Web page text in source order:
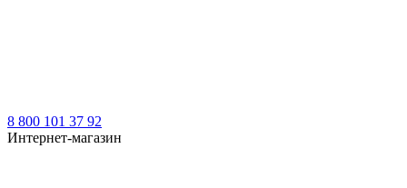
8 800 101 37 92
Интернет-магазин